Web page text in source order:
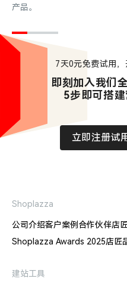
产品。
7天0元免费试用，
即刻加入我们
5步即可搭
立即注册试用
Shoplazza
公司介绍客户案例 合作伙伴店
Shoplazza Awards 2025店匠
建站工具